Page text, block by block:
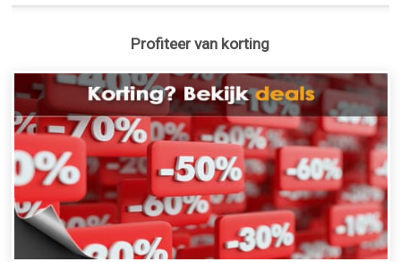
Profiteer van korting